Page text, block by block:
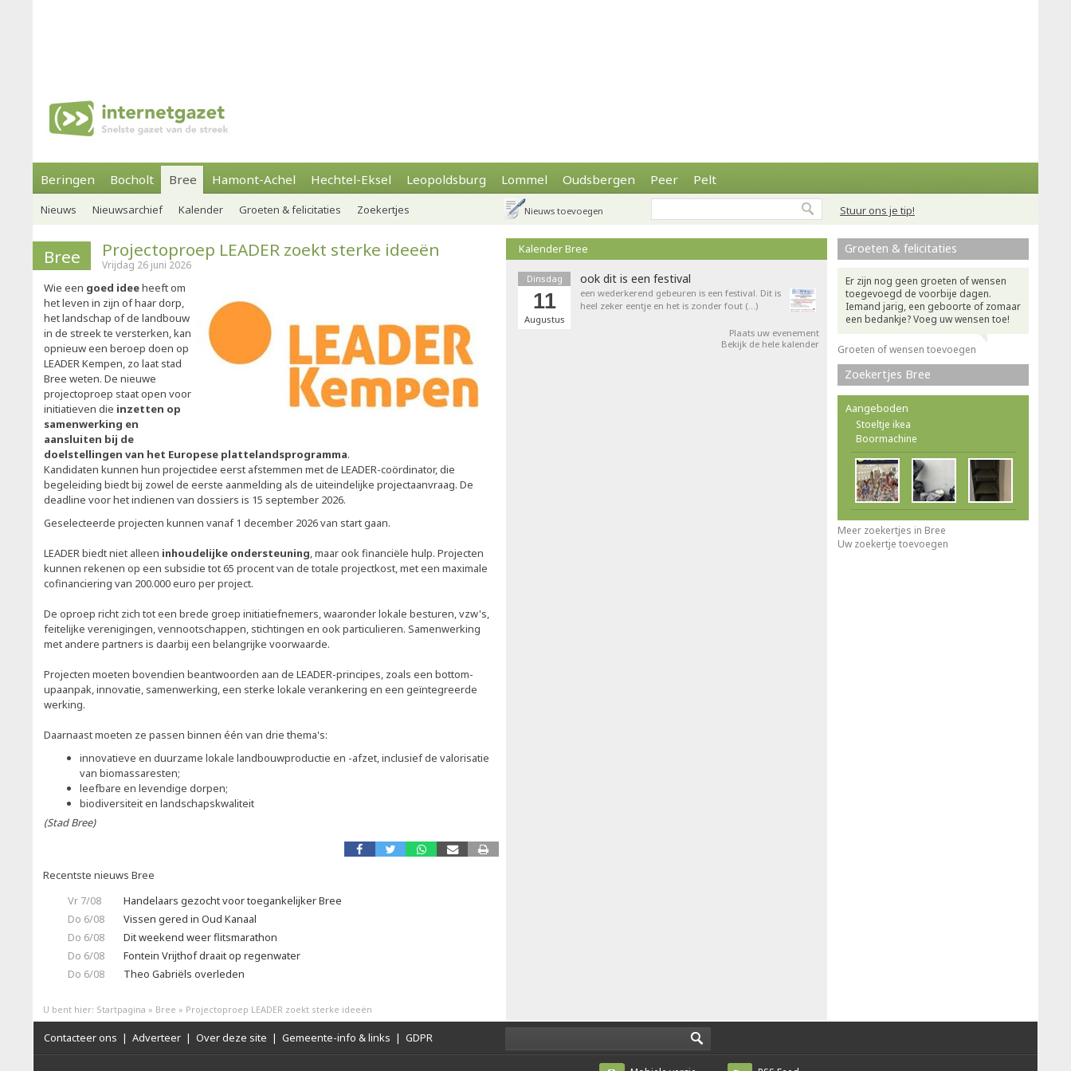
Beringen Bocholt Bree Hamont-Achel Hechtel-Eksel Leopoldsburg Lommel Oudsbergen Peer Pelt
Stuur ons je tip!
Nieuws Nieuwsarchief Kalender Groeten & felicitaties Zoekertjes Nieuws toevoegen
Bree Projectoproep LEADER zoekt sterke ideeën
Vrijdag 26 juni 2026
Wie een goed ideeheeft om
het leven in zijn of haar dorp,
het landschap of de landbouw
in de streek te versterken, kan
opnieuw een beroep doen op
LEADER Kempen, zo laat stad
Bree weten. De nieuwe
projectoproep staat open voor
initiatieven die inzetten op
samenwerking en
aansluiten bij de
doelstellingen van het Europese plattelandsprogramma.
Kandidaten kunnen hun projectidee eerst afstemmen met de LEADER-coördinator, die
begeleiding biedt bij zowel de eerste aanmelding als de uiteindelijke projectaanvraag. De
deadline voor het indienen van dossiers is 15 september 2026.
Geselecteerde projecten kunnen vanaf 1 december 2026 van start gaan.
LEADER biedt niet alleen inhoudelijke ondersteuning, maar ook financiële hulp. Projecten
kunnen rekenen op een subsidie tot 65 procent van de totale projectkost, met een maximale
cofinanciering van 200.000 euro per project.
De oproep richt zich tot een brede groep initiatiefnemers, waaronder lokale besturen, vzw's,
feitelijke verenigingen, vennootschappen, stichtingen en ook particulieren. Samenwerking
met andere partners is daarbij een belangrijke voorwaarde.
Projecten moeten bovendien beantwoorden aan de LEADER-principes, zoals een bottom-
upaanpak, innovatie, samenwerking, een sterke lokale verankering en een geïntegreerde
werking.
Daarnaast moeten ze passen binnen één van drie thema's:
innovatieve en duurzame lokale landbouwproductie en -afzet, inclusief de valorisatie
van biomassaresten;
leefbare en levendige dorpen;
biodiversiteit en landschapskwaliteit
(Stad Bree)
Recentste nieuws Bree
Vr 7/08
Handelaars gezocht voor toegankelijker Bree
Do 6/08
Vissen gered in Oud Kanaal
Do 6/08
Dit weekend weer flitsmarathon
Do 6/08
Fontein Vrijthof draait op regenwater
Do 6/08
Theo Gabriëls overleden
Kalender Bree
Dinsdag
11
Augustus
ook dit is een festival
een wederkerend gebeuren is een festival. Dit is
heel zeker eentje en het is zonder fout (…)
Plaats uw evenement
Bekijk de hele kalender
Groeten & felicitaties
Er zijn nog geen groeten of wensen
toegevoegd de voorbije dagen.
Iemand jarig, een geboorte of zomaar
een bedankje? Voeg uw wensen toe!
Groeten of wensen toevoegen
Zoekertjes Bree
Aangeboden
Stoeltje ikea
Boormachine
Meer zoekertjes in Bree
Uw zoekertje toevoegen
U bent hier: Startpagina » Bree » Projectoproep LEADER zoekt sterke ideeën
Contacteer ons | Adverteer | Over deze site | Gemeente-info & links | GDPR